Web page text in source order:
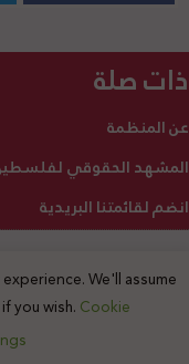
ذات صلة
عن المنظمة
المشهد الحقوقي
انضم لقائمتنا البريدية
2025 © جميع الحقوق محفوظة
We'll assume
you wish. Cookie